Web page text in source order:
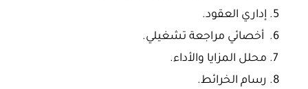
إداري العقود.
أخصائي مراجعة تشغيلي.
محلل المزايا والأداء.
رسام الخرائط.